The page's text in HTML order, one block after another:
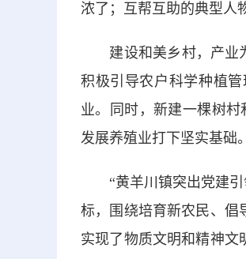
浓了；互帮互助的典型人
建设和美乡村，产业为
积极引导农户科学种植
业。同时，新建一棵树
发展养殖业打下坚实基础。
“黄羊川镇突出党建引
标，围绕培育新农民、倡
实现了物质文明和精神文